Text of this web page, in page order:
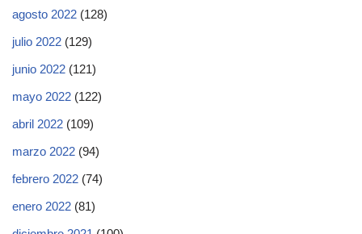
agosto 2022 (128)
julio 2022 (129)
junio 2022 (121)
mayo 2022 (122)
abril 2022 (109)
marzo 2022 (94)
febrero 2022 (74)
enero 2022 (81)